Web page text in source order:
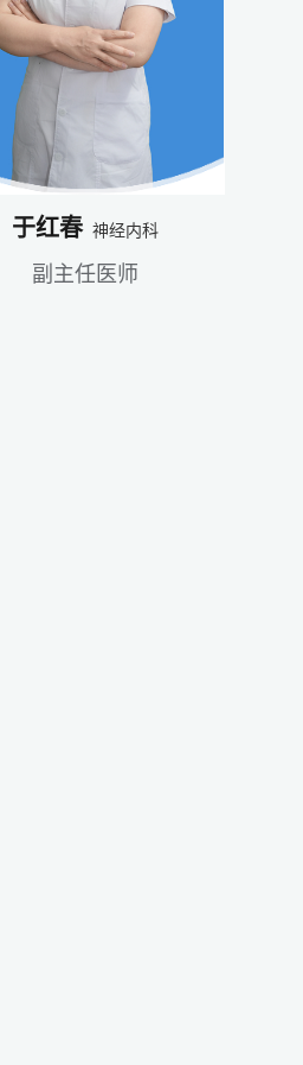
于红春 神经内科
副主任医师